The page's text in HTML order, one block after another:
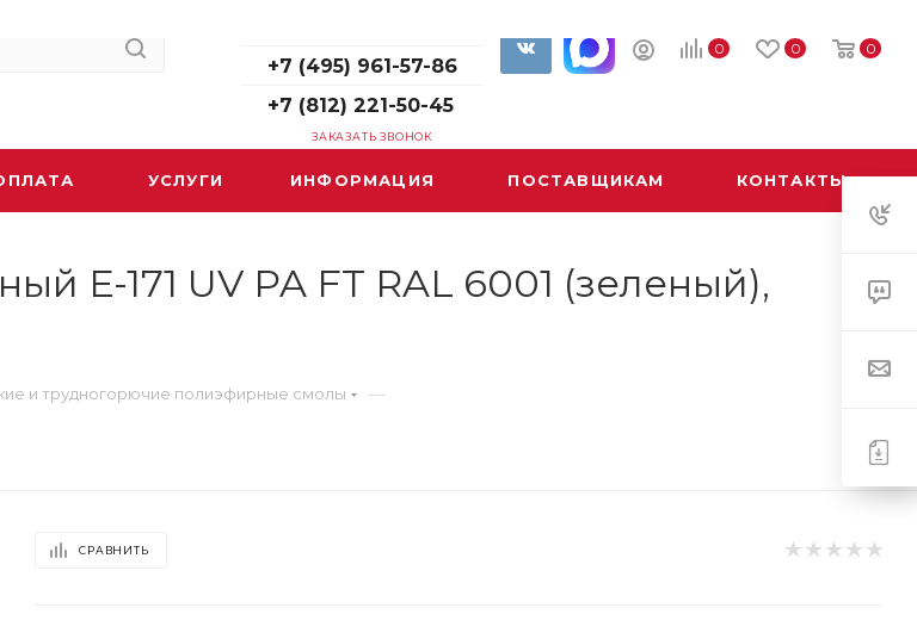
0 0 0
+7 (495) 961-57-86
+7 (812) 221-50-45
ЗАКАЗАТЬ ЗВОНОК
УСЛУГИ ИНФОРМАЦИЯ ПОСТАВЩИКАМ КОНТАКТЫ
E-171 UV PA FT RAL 6001 (зеленый),
и трудногорючие полиэфирные смолы —
СРАВНИТЬ